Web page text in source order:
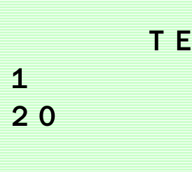
ＴＥＬ（
１ ＦＡ
２０